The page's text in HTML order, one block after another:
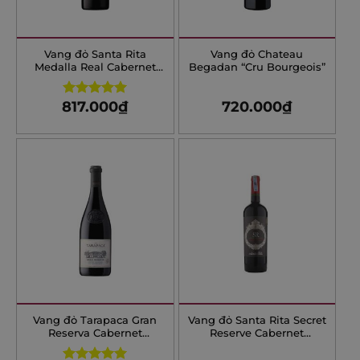
Vang đỏ Santa Rita
Medalla Real Cabernet
Sauvignon
Rated5.00
817.000₫
Vang đỏ Chateau
Begadan “Cru Bourgeois”
720.000₫
Vang đỏ Tarapaca Gran
Reserva Cabernet
Sauvignon
Vang đỏ Santa Rita Secret
Reserve Cabernet